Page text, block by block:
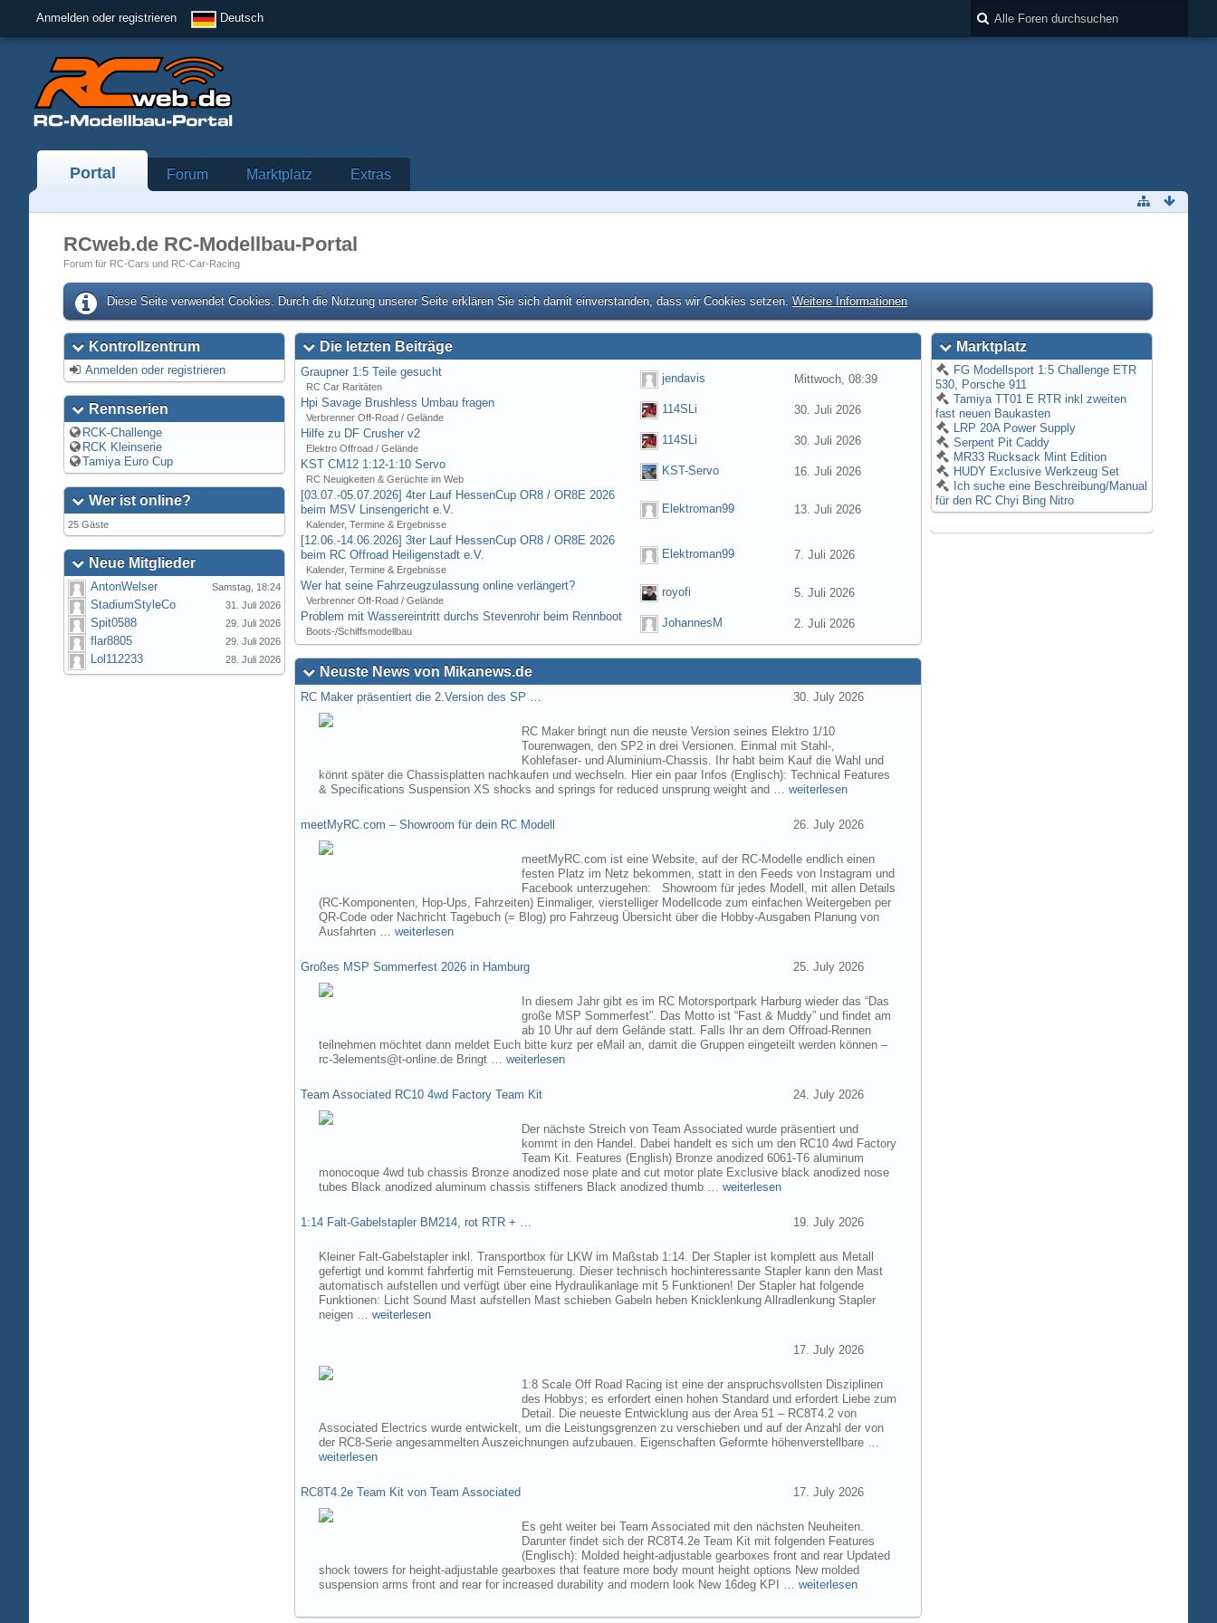
Anmelden oder registrieren Deutsch
Portal Forum Marktplatz Extras
RCweb.de RC-Modellbau-Portal
Forum für RC-Cars und RC-Car-Racing
Diese Seite verwendet Cookies. Durch die Nutzung unserer Seite erklären Sie sich damit einverstanden, dass wir Cookies setzen. Weitere Informationen
Kontrollzentrum
Anmelden oder registrieren
Rennserien
RCK-Challenge
RCK Kleinserie
Tamiya Euro Cup
Wer ist online?
25 Gäste
Neue Mitglieder
AntonWelser Samstag, 18:24
StadiumStyleCo 31. Juli 2026
Spit0588 29. Juli 2026
flar8805 29. Juli 2026
Lol112233 28. Juli 2026
Die letzten Beiträge
Graupner 1:5 Teile gesucht
RC Car Raritäten
jendavis
Mittwoch, 08:39
Hpi Savage Brushless Umbau fragen
Verbrenner Off-Road / Gelände
114SLi
30. Juli 2026
Hilfe zu DF Crusher v2
Elektro Offroad / Gelände
114SLi
30. Juli 2026
KST CM12 1:12-1:10 Servo
RC Neuigkeiten & Gerüchte im Web
KST-Servo
16. Juli 2026
[03.07.-05.07.2026] 4ter Lauf HessenCup OR8 / OR8E 2026
beim MSV Linsengericht e.V.
Kalender, Termine & Ergebnisse
Elektroman99 13. Juli 2026
[12.06.-14.06.2026] 3ter Lauf HessenCup OR8 / OR8E 2026
beim RC Offroad Heiligenstadt e.V.
Kalender, Termine & Ergebnisse
Elektroman99 7. Juli 2026
Wer hat seine Fahrzeugzulassung online verlängert?
Verbrenner Off-Road / Gelände
royofi
5. Juli 2026
Problem mit Wassereintritt durchs Stevenrohr beim Rennboot
Boots-/Schiffsmodellbau
JohannesM 2. Juli 2026
Neuste News von Mikanews.de
RC Maker präsentiert die 2.Version des SP … 30. July 2026
RC Maker bringt nun die neuste Version seines Elektro 1/10
Tourenwagen, den SP2 in drei Versionen. Einmal mit Stahl-,
Kohlefaser- und Aluminium-Chassis. Ihr habt beim Kauf die Wahl und
könnt später die Chassisplatten nachkaufen und wechseln. Hier ein paar Infos (Englisch): Technical Features
& Specifications Suspension XS shocks and springs for reduced unsprung weight and …weiterlesen
meetMyRC.com – Showroom für dein RC Modell 26. July 2026
meetMyRC.com ist eine Website, auf der RC-Modelle endlich einen
festen Platz im Netz bekommen, statt in den Feeds von Instagram und
Facebook unterzugehen: Showroom für jedes Modell, mit allen Details
(RC-Komponenten, Hop-Ups, Fahrzeiten) Einmaliger, vierstelliger Modellcode zum einfachen Weitergeben per
QR-Code oder Nachricht Tagebuch (= Blog) pro Fahrzeug Übersicht über die Hobby-Ausgaben Planung von
Ausfahrten …weiterlesen
Großes MSP Sommerfest 2026 in Hamburg 25. July 2026
In diesem Jahr gibt es im RC Motorsportpark Harburg wieder das “Das
große MSP Sommerfest”. Das Motto ist “Fast & Muddy” und findet am
ab 10 Uhr auf dem Gelände statt. Falls Ihr an dem Offroad-Rennen
teilnehmen möchtet dann meldet Euch bitte kurz per eMail an, damit die Gruppen eingeteilt werden können –
rc-3elements@t-online.de Bringt …weiterlesen
Team Associated RC10 4wd Factory Team Kit 24. July 2026
Der nächste Streich von Team Associated wurde präsentiert und
kommt in den Handel. Dabei handelt es sich um den RC10 4wd Factory
Team Kit. Features (English) Bronze anodized 6061-T6 aluminum
monocoque 4wd tub chassis Bronze anodized nose plate and cut motor plate Exclusive black anodized nose
tubes Black anodized aluminum chassis stiffeners Black anodized thumb …weiterlesen
1:14 Falt-Gabelstapler BM214, rot RTR + … 19. July 2026
Kleiner Falt-Gabelstapler inkl. Transportbox für LKW im Maßstab 1:14. Der Stapler ist komplett aus Metall
gefertigt und kommt fahrfertig mit Fernsteuerung. Dieser technisch hochinteressante Stapler kann den Mast
automatisch aufstellen und verfügt über eine Hydraulikanlage mit 5 Funktionen! Der Stapler hat folgende
Funktionen: Licht Sound Mast aufstellen Mast schieben Gabeln heben Knicklenkung Allradlenkung Stapler
neigen …weiterlesen
17. July 2026
1:8 Scale Off Road Racing ist eine der anspruchsvollsten Disziplinen
des Hobbys; es erfordert einen hohen Standard und erfordert Liebe zum
Detail. Die neueste Entwicklung aus der Area 51 – RC8T4.2 von
Associated Electrics wurde entwickelt, um die Leistungsgrenzen zu verschieben und auf der Anzahl der von
der RC8-Serie angesammelten Auszeichnungen aufzubauen. Eigenschaften Geformte höhenverstellbare …
weiterlesen
RC8T4.2e Team Kit von Team Associated 17. July 2026
Es geht weiter bei Team Associated mit den nächsten Neuheiten.
Darunter findet sich der RC8T4.2e Team Kit mit folgenden Features
(Englisch): Molded height-adjustable gearboxes front and rear Updated
shock towers for height-adjustable gearboxes that feature more body mount height options New molded
suspension arms front and rear for increased durability and modern look New 16deg KPI …weiterlesen
Marktplatz
FG Modellsport 1:5 Challenge ETR
530, Porsche 911
Tamiya TT01 E RTR inkl zweiten
fast neuen Baukasten
LRP 20A Power Supply
Serpent Pit Caddy
MR33 Rucksack Mint Edition
HUDY Exclusive Werkzeug Set
Ich suche eine Beschreibung/Manual
für den RC Chyi Bing Nitro